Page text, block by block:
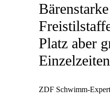
Platz aber
ZDF Schwimm-